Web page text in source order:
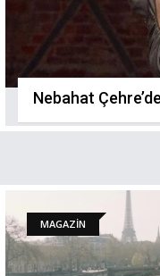
Nebahat
MAGAZİN